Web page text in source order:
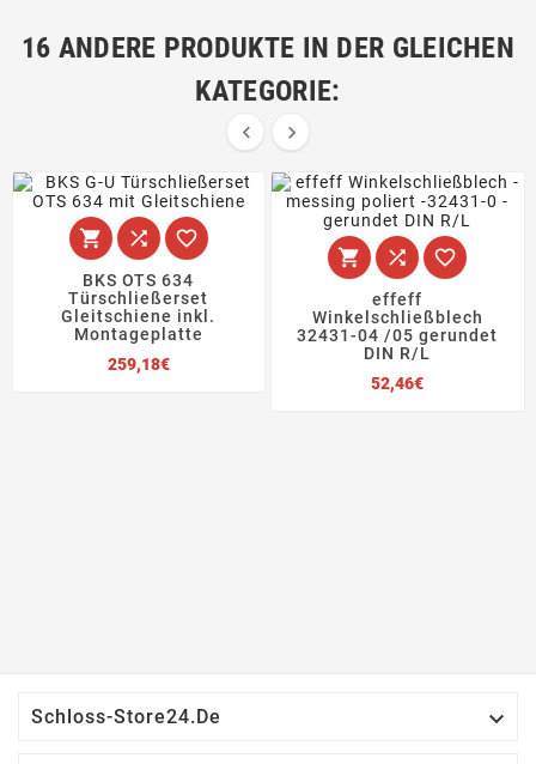
16 ANDERE PRODUKTE IN DER GLEICHEN
KATEGORIE:
 
  
BKS OTS 634
Türschließerset
Gleitschiene inkl.
Montageplatte
259,18€Preis
  
effeff
Winkelschließblech
32431-04 /05 gerundet
DIN R/L
52,46€Preis
Schloss-Store24.de 